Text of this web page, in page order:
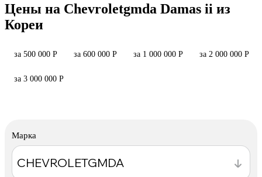
Цены на Chevroletgmda Damas ii из
Кореи
за 500 000 Р за 600 000 Р за 1 000 000 Р за 2 000 000 Р
за 3 000 000 Р
Марка